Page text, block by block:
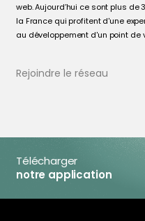
web. Aujourd’hui ce sont plus
la France qui profitent d'une
au développement d'un point de
Rejoindre le réseau
Télécharger
notre application